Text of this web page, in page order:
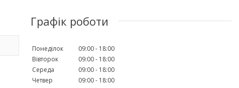
Графік роботи
Понеділок 09:00
18:00
Вівторок
09:00
18:00
Середа
09:00
18:00
Четвер
09:00
18:00